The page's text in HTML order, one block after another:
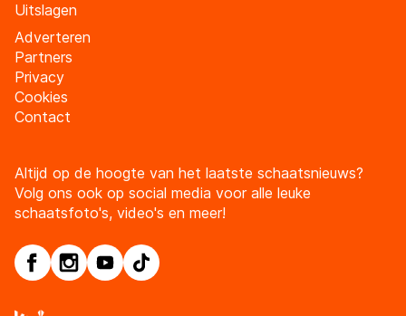
Uitslagen
Adverteren
Partners
Privacy
Cookies
Contact
Altijd op de hoogte van het laatste schaatsnieuws?
Volg ons ook op social media voor alle leuke
schaatsfoto's, video's en meer!